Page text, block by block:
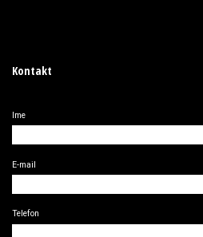
Kontakt
Ime
E-mail
Telefon